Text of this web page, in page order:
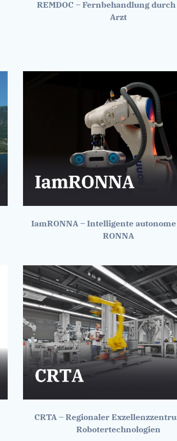
REMDOC – Fernbehandlung
Arzt
IamRONNA – Intelligente
RONNA
CRTA – Regionaler
Robotertechnologien